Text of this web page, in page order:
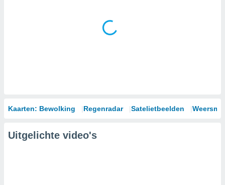
Kaarten: Bewolking Regenradar Satelietbeelden
Uitgelichte video's